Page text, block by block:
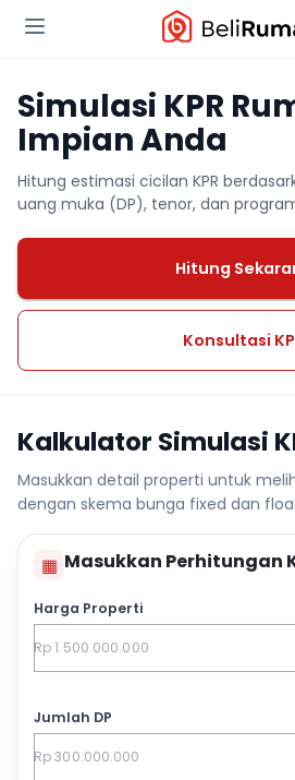
Simulasi KPR
Impian Anda
Hitung estimasi cicilan KPR
uang muka (DP), tenor, dan
Hitung
Konsultasi
Kalkulator Simulasi
Masukkan detail properti untuk
dengan skema bunga fixed dan
▦ Masukkan Perhitungan
Harga Properti
Jumlah DP